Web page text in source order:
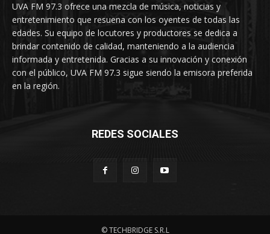
UVA FM 97.3 ofrece una mezcla de música, noticias y
entretenimiento que resuena con los oyentes de todas las
edades. Su equipo de locutores y productores se dedica a
brindar contenido de calidad, manteniendo a la audiencia
informada y entretenida. Gracias a su innovación y conexión
con el público, UVA FM 97.3 sigue siendo la emisora preferida
en la región.
REDES SOCIALES
© TECHBRIDGE S.R.L